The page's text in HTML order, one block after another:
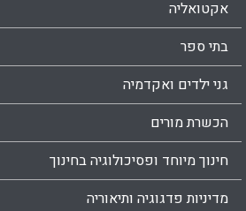
אקטואליה
בתי ספר
גני ילדים ואקדמיה
הכשרת מורים
חינוך מיוחד ופסיכולוגיה בחינוך
מדיניות פדגוגיה ותיאוריה